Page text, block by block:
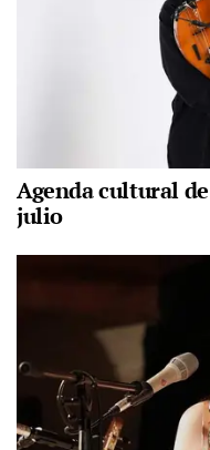
Agenda cultural
julio